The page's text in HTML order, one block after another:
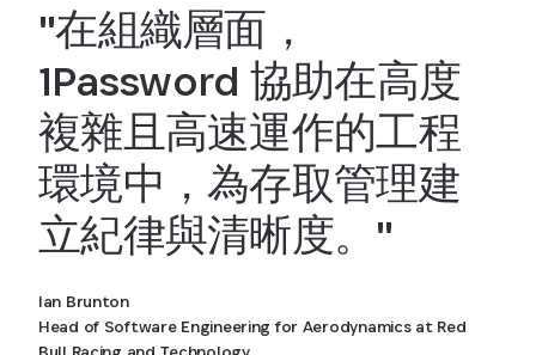
"在組織層面，
1Password 協助在高度
複雜且高速運作的工程
環境中，為存取管理建
立紀律與清晰度。"
Ian Brunton
Head of Software Engineering for Aerodynamics at Red